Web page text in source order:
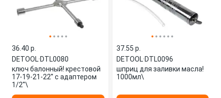
36.40 p.
DETOOL·DTL0080
ключ балонный! крестовой
17-19-21-22'' с адаптером
1/2''\
37.55 p.
DETOOL·DTL0096
шприц для заливки масла!
1000мл\